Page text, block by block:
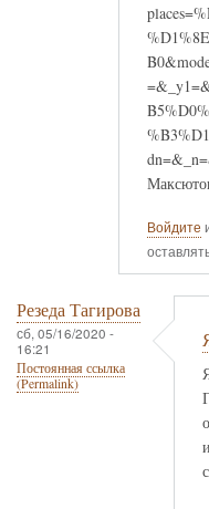
Войдите
Резеда Тагирова
сб, 05/16/2020 -
16:21
Постоянная ссылка
(Permalink)